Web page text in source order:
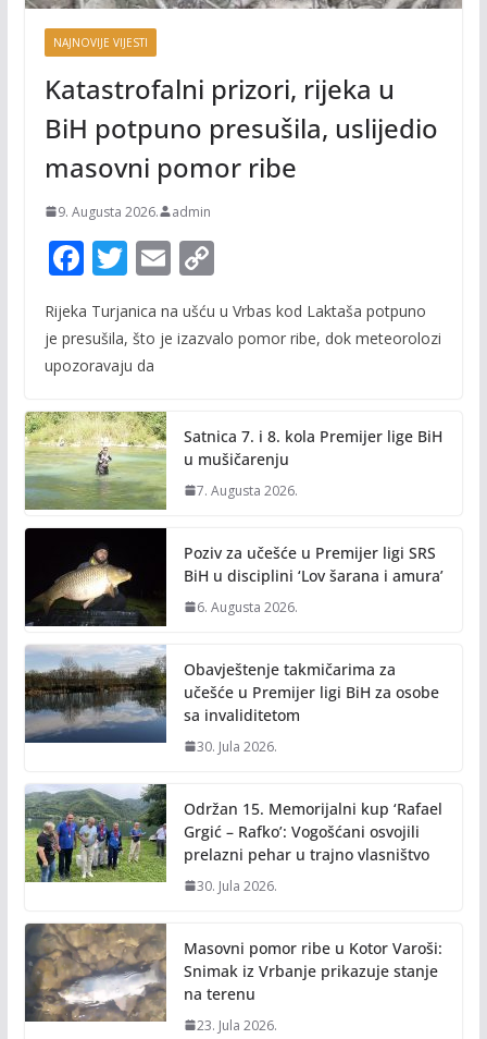
NAJNOVIJE VIJESTI
Katastrofalni prizori, rijeka u
BiH potpuno presušila, uslijedio
masovni pomor ribe
9. Augusta 2026. admin
F
e
b
o
k
T
itt
er
E
m
ai
C
p
n
k
Rijeka Turjanica na ušću u Vrbas kod Laktaša potpuno
je presušila, što je izazvalo pomor ribe, dok meteorolozi
upozoravaju da
Satnica 7. i 8. kola Premijer lige BiH
u mušičarenju
7. Augusta 2026.
Poziv za učešće u Premijer ligi SRS
BiH u disciplini ‘Lov šarana i amura’
6. Augusta 2026.
Obavještenje takmičarima za
učešće u Premijer ligi BiH za osobe
sa invaliditetom
30. Jula 2026.
Održan 15. Memorijalni kup ‘Rafael
Grgić – Rafko’: Vogošćani osvojili
prelazni pehar u trajno vlasništvo
30. Jula 2026.
Masovni pomor ribe u Kotor Varoši:
Snimak iz Vrbanje prikazuje stanje
na terenu
23. Jula 2026.